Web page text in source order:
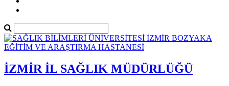
İZMİR İL SAĞLIK MÜDÜRLÜĞÜ